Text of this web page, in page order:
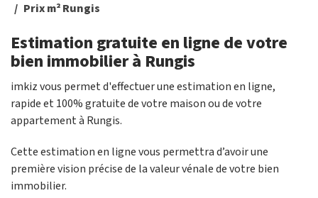
Prix m² Rungis
Estimation gratuite en ligne de votre
bien immobilier à Rungis
imkiz vous permet d'effectuer une estimation en ligne,
rapide et 100% gratuite de votre maison ou de votre
appartement à Rungis.
Cette estimation en ligne vous permettra d’avoir une
première vision précise de la valeur vénale de votre bien
immobilier.